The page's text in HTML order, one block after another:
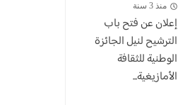
منذ 3 سنة
إعلان عن فتح باب
الترشيح لنيل الجائزة
الوطنية للثقافة
الأمازيغية...